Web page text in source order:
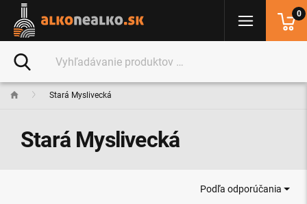
Stará Myslivecká
Stará Myslivecká
Podľa odporúčania
0